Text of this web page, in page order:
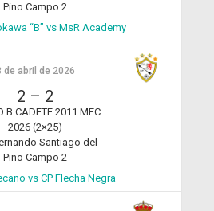
Pino Campo 2
“B” vs MsR Academy
de abril de 2026
2 – 2
B CADETE 2011 MEC
2026 (2×25)
Santiago del
Pino Campo 2
vs CP Flecha Negra